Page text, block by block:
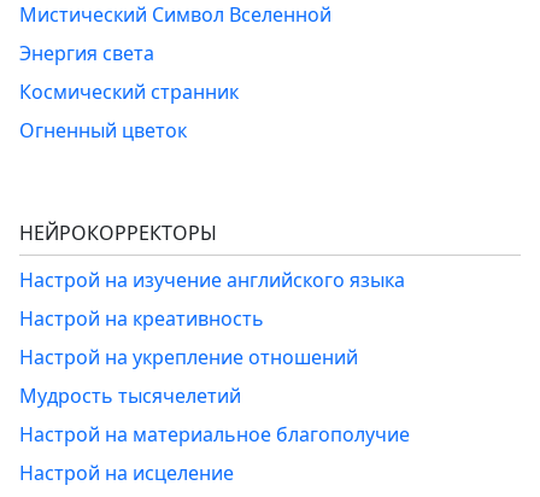
Мистический Символ Вселенной
Энергия света
Космический странник
Огненный цветок
НЕЙРОКОРРЕКТОРЫ
Настрой на изучение английского языка
Настрой на креативность
Настрой на укрепление отношений
Мудрость тысячелетий
Настрой на материальное благополучие
Настрой на исцеление